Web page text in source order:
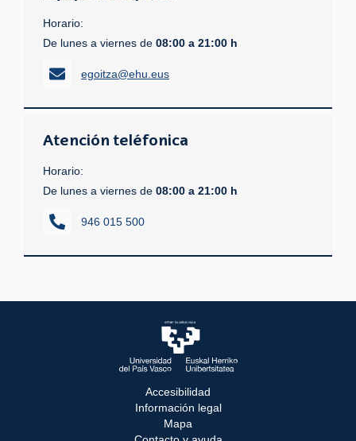
Horario:
De lunes a viernes de 08:00 a 21:00 h
egoitza@ehu.eus
Atención teléfonica
Horario:
De lunes a viernes de 08:00 a 21:00 h
946 015 500
Accesibilidad
Información legal
Mapa